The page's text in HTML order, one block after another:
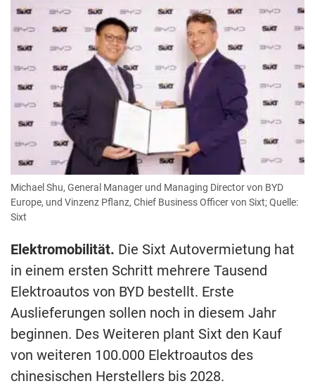
Michael Shu, General Manager und Managing Director von BYD
Europe, und Vinzenz Pflanz, Chief Business Officer von Sixt; Quelle:
Sixt
Elektromobilität. Die Sixt Autovermietung hat
in einem ersten Schritt mehrere Tausend
Elektroautos von BYD bestellt. Erste
Auslieferungen sollen noch in diesem Jahr
beginnen. Des Weiteren plant Sixt den Kauf
von weiteren 100.000 Elektroautos des
chinesischen Herstellers bis 2028.